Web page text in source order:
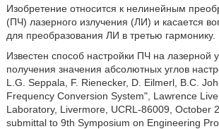
Изобретение относится к нелинейным
(ПЧ) лазерного излучения (ЛИ) и касается
для преобразования ЛИ в третью гармонику.
Известен способ настройки ПЧ на лазерной
получения значения абсолютных углов
L.G. Seppala, F. Rienecker, D. Eilmerl, B.C.
Frequency Conversion System", Lawrence
Laboratory, Livermore, UCRL-86009, October
submittal to 9th Symposium on Engineering